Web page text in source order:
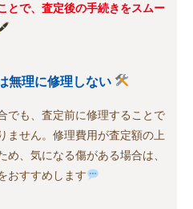
とで、査定後の手続きをスムー
無理に修理しない
でも、査定前に修理することで
ません。修理費用が査定額の上
、気になる傷がある場合は、
おすすめします